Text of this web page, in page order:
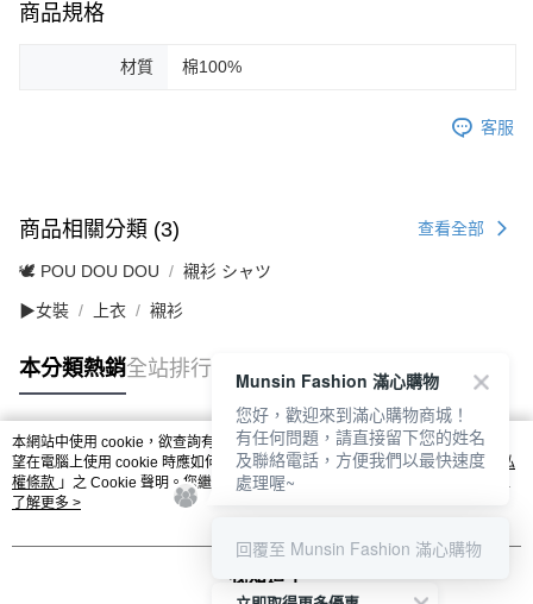
商品規格
材質 棉100%
客服
商品相關分類 (3) 查看全部
🕊️ POU DOU DOU 襯衫 シャツ
▶女裝 上衣 襯衫
本分類熱銷全站排行
熱門標籤
本網站中使用 cookie，欲查詢有關本網站使用 cookie 方式之詳情，及若您不希
望在電腦上使用 cookie 時應如何變更電腦的 cookie 設定，請參閱本網站「
隱私
權條款 」之 Cookie 聲明。您繼續使用本網站即表示您同意本公司得按本網站使
用條款之 Cookie 聲明使用 cookie。
了解更多 >
我知道了
Munsin Fashion 滿心購物
您好，歡迎來到滿心購物商城！
有任何問題，請直接留下您的姓名
及聯絡電話，方便我們以最快速度
處理喔~
回覆至 Munsin Fashion 滿心購物